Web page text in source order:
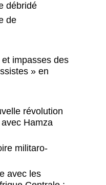
débridé
de
impasses des
» en
révolution
Hamza
militaro-
avec les